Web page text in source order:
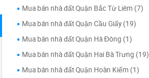
Mua bán nhà đất Quận Bắc Từ Liêm (7)
Mua bán nhà đất Quận Cầu Giấy (19)
Mua bán nhà đất Quận Hà Đông (1)
Mua bán nhà đất Quận Hai Bà Trưng (19)
Mua bán nhà đất Quận Hoàn Kiếm (1)